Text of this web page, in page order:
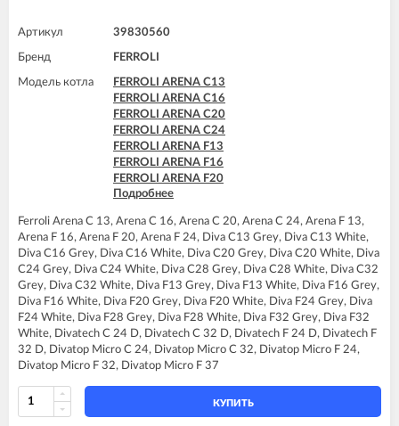
FERROLI DIVAtop micro F32
FERROLI DIVAtop micro LN C24
FERROLI DIVAtop micro LN F24
FERROLI DOMINA C13 N
FERROLI DOMINA C16 N
FERROLI DOMINA C20 N
FERROLI DOMINA C24 N
FERROLI DOMINA C32 N
FERROLI DOMINA F13 N
FERROLI DOMINA F16 N
FERROLI DOMINA F24 N
FERROLI DOMINA F32 N
FERROLI DOMIproject C24 D
FERROLI DOMIproject C32
FERROLI DOMIproject C32 D
FERROLI DOMIproject F24 D
FERROLI DOMIproject F32
FERROLI DOMIproject F32 D
Артикул 39830560
Бренд FERROLI
Модель котла
FERROLI ARENA C13
FERROLI ARENA C16
FERROLI ARENA C20
FERROLI ARENA C24
FERROLI ARENA F13
FERROLI ARENA F16
FERROLI ARENA F20
FERROLI ARENA F24
FERROLI BLUEHELIX TECH 35C
FERROLI DIVA C13
FERROLI DIVA C16
FERROLI DIVA C20
FERROLI DIVA C24
FERROLI DIVA C28
FERROLI DIVA C32
FERROLI DIVA F13
FERROLI DIVA F16
FERROLI DIVA F20
FERROLI DIVA F24
FERROLI DIVA F32
Подробнее
Ferroli Arena C 13, Arena C 16, Arena C 20, Arena C 24, Arena F 13,
Arena F 16, Arena F 20, Arena F 24, Diva C13 Grey, Diva C13 White,
Diva C16 Grey, Diva C16 White, Diva C20 Grey, Diva C20 White, Diva
C24 Grey, Diva C24 White, Diva C28 Grey, Diva C28 White, Diva C32
Grey, Diva C32 White, Diva F13 Grey, Diva F13 White, Diva F16 Grey,
Diva F16 White, Diva F20 Grey, Diva F20 White, Diva F24 Grey, Diva
F24 White, Diva F28 Grey, Diva F28 White, Diva F32 Grey, Diva F32
White, Divatech C 24 D, Divatech C 32 D, Divatech F 24 D, Divatech F
32 D, Divatop Micro C 24, Divatop Micro C 32, Divatop Micro F 24,
Divatop Micro F 32, Divatop Micro F 37
КУПИТЬ